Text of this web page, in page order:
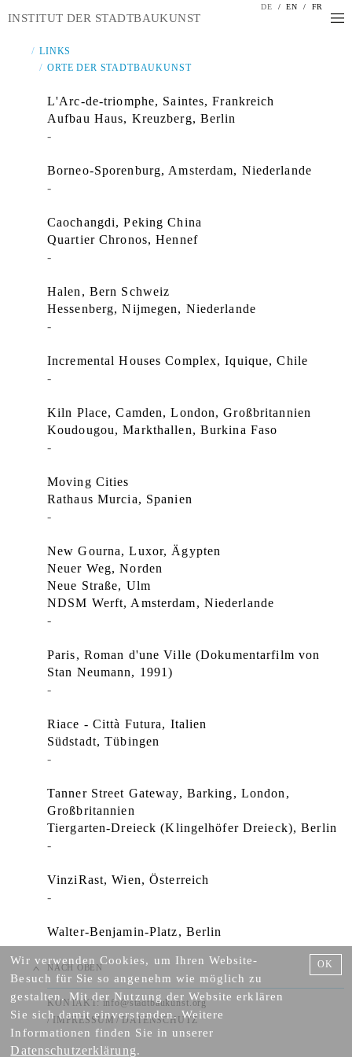
DE / EN / FR
INSTITUT DER STADTBAUKUNST
LINKS
ORTE DER STADTBAUKUNST
L'Arc-de-triomphe, Saintes, Frankreich
Aufbau Haus, Kreuzberg, Berlin
-
Borneo-Sporenburg, Amsterdam, Niederlande
-
Caochangdi, Peking China
Quartier Chronos, Hennef
-
Halen, Bern Schweiz
Hessenberg, Nijmegen, Niederlande
-
Incremental Houses Complex, Iquique, Chile
-
Kiln Place, Camden, London,Großbritannien
Koudougou, Markthallen, Burkina Faso
-
Moving Cities
Rathaus Murcia, Spanien
-
New Gourna, Luxor, Ägypten
Neuer Weg, Norden
Neue Straße, Ulm
NDSM Werft, Amsterdam, Niederlande
-
Paris, Roman d'une Ville (Dokumentarfilm von
Stan Neumann, 1991)
-
Riace - Città Futura, Italien
Südstadt, Tübingen
-
Tanner Street Gateway, Barking, London,
Großbritannien
Tiergarten-Dreieck (Klingelhöfer Dreieck), Berlin
-
VinziRast, Wien, Österreich
-
Walter-Benjamin-Platz, Berlin
NACH OBEN
KONTAKT:info@stadtbaukunst.org
/ IMPRESSUM / DATENSCHUTZ
Wir verwenden Cookies, um Ihren Website-
Besuch für Sie so angenehm wie möglich zu
gestalten. Mit der Nutzung der Website erklären
Sie sich damit einverstanden. Weitere
Informationen finden Sie in unserer
Datenschutzerklärung.
OK